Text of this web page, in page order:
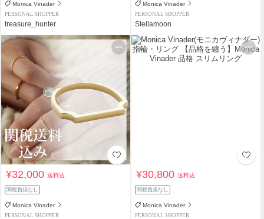
Monica Vinader
PERSONAL SHOPPER
treasure_hunter
Monica Vinader
PERSONAL SHOPPER
Stellamoon
¥32,000送料込
関税負担なし
Monica Vinader
PERSONAL SHOPPER
¥30,800送料込
関税負担なし
Monica Vinader
PERSONAL SHOPPER